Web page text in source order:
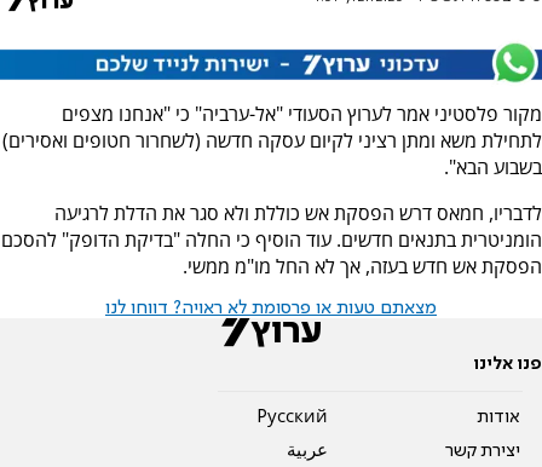
מקור פלסטיני אמר לערוץ הסעודי "אל-ערביה" כי "אנחנו מצפים
לתחילת משא ומתן רציני לקיום עסקה חדשה (לשחרור חטופים ואסירים)
בשבוע הבא".
לדבריו, חמאס דרש הפסקת אש כוללת ולא סגר את הדלת לרגיעה
הומניטרית בתנאים חדשים. עוד הוסיף כי החלה "בדיקת הדופק" להסכם
הפסקת אש חדש בעזה, אך לא החל מו"מ ממשי.
מצאתם טעות או פרסומת לא ראויה? דווחו לנו
פנו אלינו
אודות
יצירת קשר
Pусский
عربية